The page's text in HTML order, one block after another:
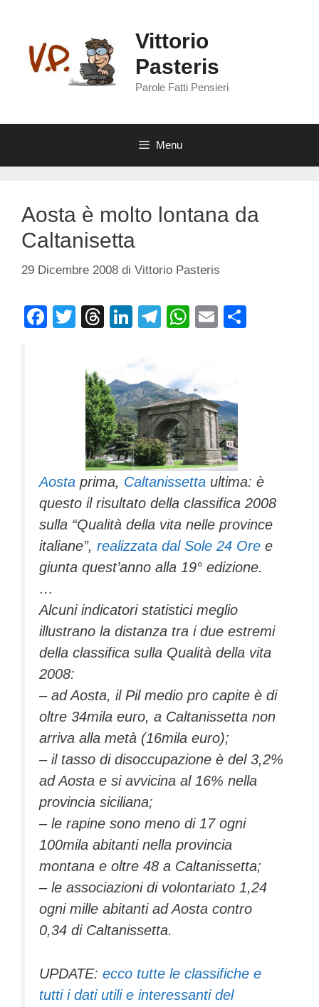
contenuto
Vittorio
Pasteris
Parole Fatti Pensieri
Menu
Aosta è molto lontana da
Caltanisetta
29 Dicembre 2008 di Vittorio Pasteris
F
k
T
er
T
a
d
s
Li
e
dI
n
T
gr
a
m
W
s
A
p
p
E
Aosta prima, Caltanissetta ultima: è
questo il risultato della classifica 2008
sulla “Qualità della vita nelle province
italiane”, realizzata dal Sole 24 Ore e
giunta quest’anno alla 19° edizione.
…
Alcuni indicatori statistici meglio
illustrano la distanza tra i due estremi
della classifica sulla Qualità della vita
2008:
– ad Aosta, il Pil medio pro capite è di
oltre 34mila euro, a Caltanissetta non
arriva alla metà (16mila euro);
– il tasso di disoccupazione è del 3,2%
ad Aosta e si avvicina al 16% nella
provincia siciliana;
– le rapine sono meno di 17 ogni
100mila abitanti nella provincia
montana e oltre 48 a Caltanissetta;
– le associazioni di volontariato 1,24
ogni mille abitanti ad Aosta contro
0,34 di Caltanissetta.
UPDATE: ecco tutte le classifiche e
tutti i dati utili e interessanti del